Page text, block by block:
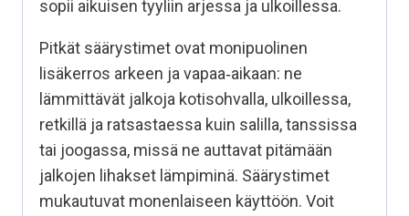
sopii aikuisen tyyliin arjessa ja ulkoillessa.
Pitkät säärystimet ovat monipuolinen
lisäkerros arkeen ja vapaa‑aikaan: ne
lämmittävät jalkoja kotisohvalla, ulkoillessa,
retkillä ja ratsastaessa kuin salilla, tanssissa
tai joogassa, missä ne auttavat pitämään
jalkojen lihakset lämpiminä. Säärystimet
mukautuvat monenlaiseen käyttöön. Voit